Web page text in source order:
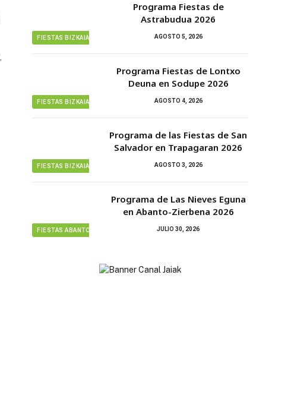
FIESTAS BIZKAIA
Programa Fiestas de
Astrabudua 2026
AGOSTO 5, 2026
FIESTAS BIZKAIA
Programa Fiestas de Lontxo
Deuna en Sodupe 2026
AGOSTO 4, 2026
FIESTAS BIZKAIA
Programa de las Fiestas de San
Salvador en Trapagaran 2026
AGOSTO 3, 2026
FIESTAS ABANTO ZIERBENA
Programa de Las Nieves Eguna
en Abanto-Zierbena 2026
JULIO 30, 2026